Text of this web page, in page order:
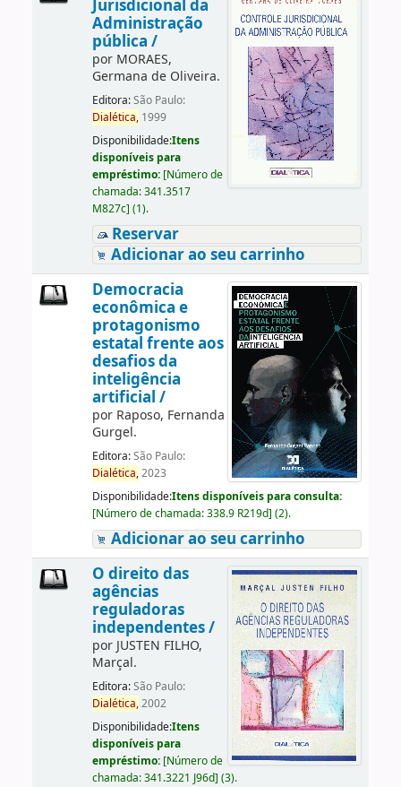
Jurisdicional da
Administração
pública /
por MORAES,
Germana de Oliveira.
Editora:São Paulo:
Dialética,1999
Disponibilidade:Itens
disponíveis para
empréstimo: [Número de
chamada:341.3517
M827c] (1).
Reservar
Adicionar ao seu carrinho
Democracia
econômica e
protagonismo
estatal frente aos
desafios da
inteligência
artificial /
por Raposo, Fernanda
Gurgel.
Editora:São Paulo:
Dialética,2023
Disponibilidade:Itens disponíveis para consulta:
[Número de chamada:338.9 R219d] (2).
Adicionar ao seu carrinho
O direito das
agências
reguladoras
independentes /
por JUSTEN FILHO,
Marçal.
Editora:São Paulo:
Dialética,2002
Disponibilidade:Itens
disponíveis para
empréstimo: [Número de
chamada:341.3221 J96d] (3).